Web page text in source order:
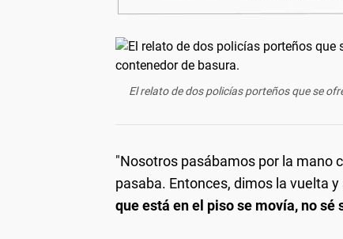
El relato de dos policías porteños que se
"Nosotros pasábamos por la mano
pasaba. Entonces, dimos la vuelta
que está en el piso se movía, no sé